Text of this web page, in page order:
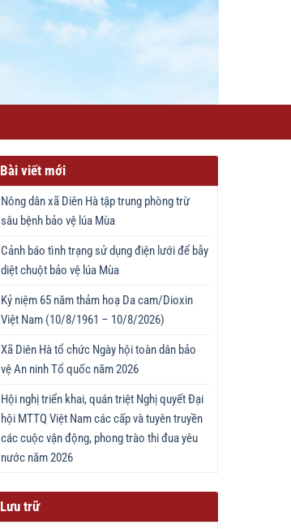
Bài viết mới
Nông dân xã Diên Hà tập trung phòng trừ
sâu bệnh bảo vệ lúa Mùa
Cảnh báo tình trạng sử dụng điện lưới để bẫy
diệt chuột bảo vệ lúa Mùa
Kỷ niệm 65 năm thảm hoạ Da cam/Dioxin
Việt Nam (10/8/1961 – 10/8/2026)
Xã Diên Hà tổ chức Ngày hội toàn dân bảo
vệ An ninh Tổ quốc năm 2026
Hội nghị triển khai, quán triệt Nghị quyết Đại
hội MTTQ Việt Nam các cấp và tuyên truyền
các cuộc vận động, phong trào thi đua yêu
nước năm 2026
Lưu trữ